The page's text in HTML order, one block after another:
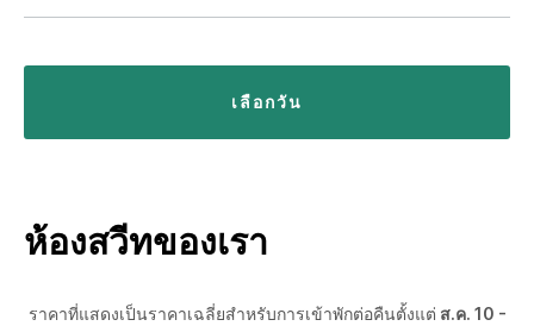
เลือกวัน
ห้องสวีทของเรา
ราคาที่แสดงเป็นราคาเฉลี่ยสำหรับการเข้าพักต่อคืนตั้งแต่ ส.ค. 10 -